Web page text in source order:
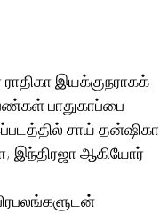
ராதிகா இயக்குநராகக்
பாதுகாப்பை
சாய் தன்ஷிகா
இந்திரஜா ஆகியோர்